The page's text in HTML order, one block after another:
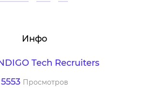
Инфо
Tech Recruiters
5553 Просмотров